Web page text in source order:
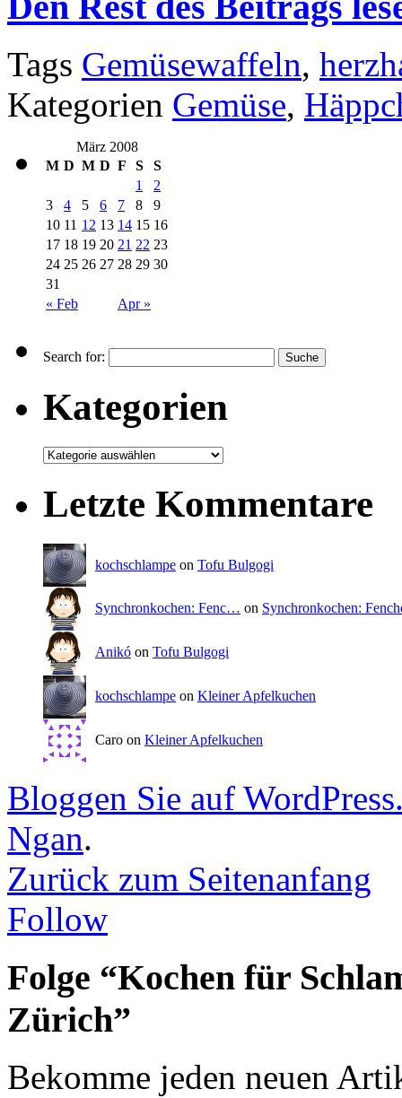
Tags Gemüsewaffeln,
Kategorien Gemüse,
März 2008
M D M D F S S
« Feb Apr »
1
2
3
4 5 6 7 8
9
10 11 12 13 14 15 16
17 18 19 20 21 22 23
24 25 26 27 28 29 30
31
Search for:
Kategorien
Letzte Kommentare
kochschlampe on Tofu Bulgogi
Synchronkochen: Fenc… on Synchronkochen:
Anikó on Tofu Bulgogi
kochschlampe on Kleiner Apfelkuchen
Caro on Kleiner Apfelkuchen
Bloggen Sie auf
Ngan.
Zurück zum Seitenanfang
Follow
Folge “Kochen für
Zürich”
Bekomme jeden neuen